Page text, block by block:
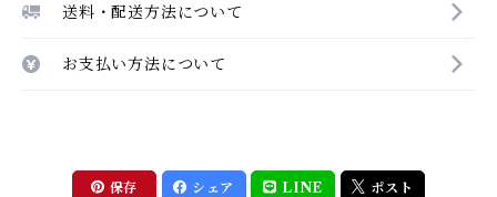
送料・配送方法について
お支払い方法について
保存 シェア LINE ポスト